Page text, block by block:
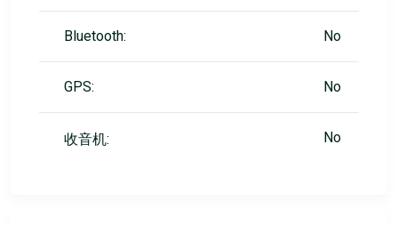
Bluetooth: No
GPS: No
收音机: No